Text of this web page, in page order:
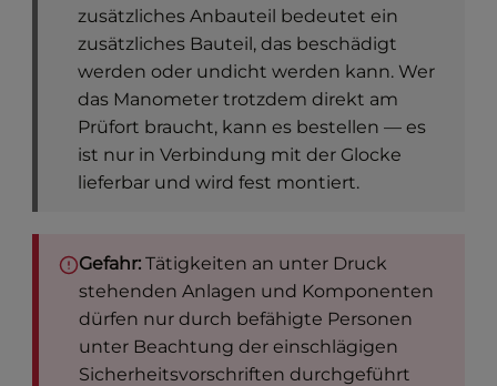
zusätzliches Anbauteil bedeutet ein
zusätzliches Bauteil, das beschädigt
werden oder undicht werden kann. Wer
das Manometer trotzdem direkt am
Prüfort braucht, kann es bestellen — es
ist nur in Verbindung mit der Glocke
lieferbar und wird fest montiert.
Gefahr: Tätigkeiten an unter Druck
stehenden Anlagen und Komponenten
dürfen nur durch befähigte Personen
unter Beachtung der einschlägigen
Sicherheitsvorschriften durchgeführt